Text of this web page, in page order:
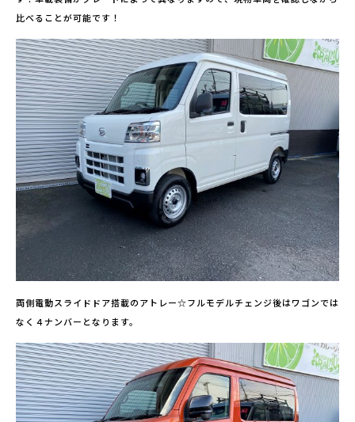
比べることが可能です！
両側電動スライドドア搭載のアトレー☆フルモデルチェンジ後はワゴンでは
なく４ナンバーとなります。